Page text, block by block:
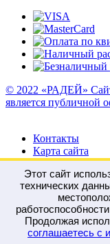
© 2022 «РАДЕЙ»
является публичной
Контакты
Карта сайта
Войти
Сравнение 0
Отложенные 0
Этот сайт
технических
Продолжая
соглашаетесь с